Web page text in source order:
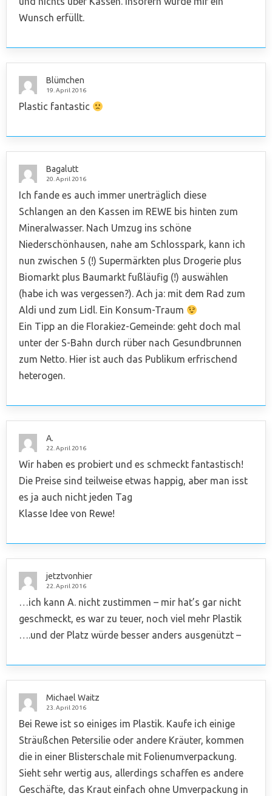
Wunsch erfüllt.
Blümchen
19. April 2016
Plastic fantastic
Bagalutt
20. April 2016
Ich fande es auch immer unerträglich diese
Schlangen an den Kassen im REWE bis hinten zum
Mineralwasser. Nach Umzug ins schöne
Niederschönhausen, nahe am Schlosspark, kann ich
nun zwischen 5 (!) Supermärkten plus Drogerie plus
Biomarkt plus Baumarkt fußläufig (!) auswählen
(habe ich was vergessen?). Ach ja: mit dem Rad zum
Aldi und zum Lidl. Ein Konsum-Traum
Ein Tipp an die Florakiez-Gemeinde: geht doch mal
unter der S-Bahn durch rüber nach Gesundbrunnen
zum Netto. Hier ist auch das Publikum erfrischend
heterogen.
A.
22. April 2016
Wir haben es probiert und es schmeckt fantastisch!
Die Preise sind teilweise etwas happig, aber man isst
es ja auch nicht jeden Tag
Klasse Idee von Rewe!
jetztvonhier
22. April 2016
…ich kann A. nicht zustimmen – mir hat’s gar nicht
geschmeckt, es war zu teuer, noch viel mehr Plastik
….und der Platz würde besser anders ausgenützt –
Michael Waitz
23. April 2016
Bei Rewe ist so einiges im Plastik. Kaufe ich einige
Sträußchen Petersilie oder andere Kräuter, kommen
die in einer Blisterschale mit Folienumverpackung.
Sieht sehr wertig aus, allerdings schaffen es andere
Geschäfte, das Kraut einfach ohne Umverpackung in